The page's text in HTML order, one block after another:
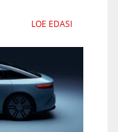
LOE EDASI